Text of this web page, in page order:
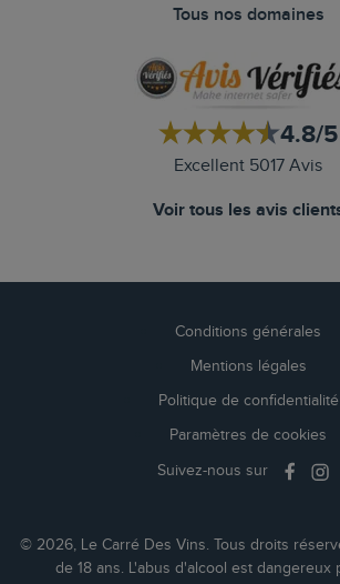
Tous nos domaines
4.8/5
Excellent 5017 Avis
Voir tous les avis
Conditions générales
Mentions légales
Politique de confidentialité
Paramètres de cookies
Suivez-nous sur
© 2026, Le Carré Des Vins. Tous droits
de 18 ans. L'abus d'alcool est dangereux